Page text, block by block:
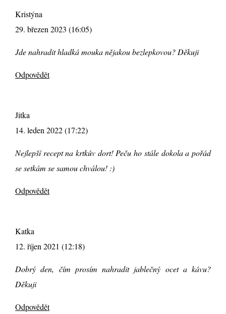
Kristýna
29. březen 2023 (16:05)
Jde nahradit hladká mouka nějakou bezlepkovou? Děkuji
Odpovědět
Jitka
14. leden 2022 (17:22)
Nejlepší recept na krtkův dort! Peču ho stále dokola a pořád
se setkám se samou chválou! :)
Odpovědět
Katka
12. říjen 2021 (12:18)
Dobrý den, čím prosím nahradit jablečný ocet a kávu?
Děkuji
Odpovědět